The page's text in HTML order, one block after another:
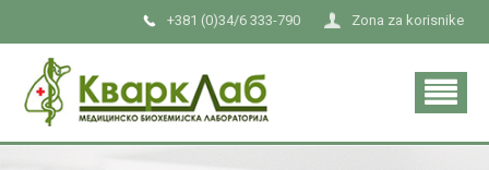
Zona za korisnike
+381 (0)34/6 333-790